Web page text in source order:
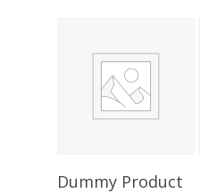
Add To Cart
Dummy Product